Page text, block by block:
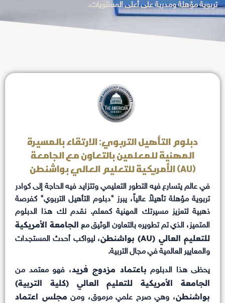
تربوية مؤهلة ومدربة على أعلى المستويات.
دبلوم التأهيل التربوي: الارتقاء بالمسيرة
المهنية للمعلمين بالتعاون مع الجامعة
الأمريكية للتعليم العالي بواشنطن (AU)
في عالم يتسارع فيه التطور التعليمي وتتزايد فيه الحاجة إلى كوادر
تربوية مؤهلة تأهيلاً عالياً، يبرز "دبلوم التأهيل التربوي" كفرصة
ذهبية لتعزيز مسيرتك المهنية كمعلم. نقدم لك هذا الدبلوم
المتميز، الذي تم تطويره بالتعاون الوثيق مع الجامعة الأمريكية
للتعليم العالي (AU) بواشنطن
، ليواكب أحدث المستجدات
والمعايير العالمية في مجال التربية.
يحظى هذا الدبلوم باعتماد مزدوج فريد، فهو معتمد من
الجامعة الأمريكية للتعليم العالي (كلية التربية)
بواشنطن، وهي صرح علمي مرموق، ومن مجلس اعتماد